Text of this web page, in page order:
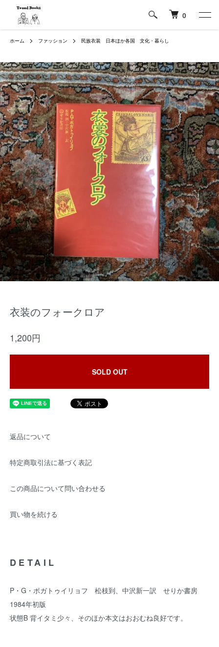
0
ホーム ファッション 民族衣装 日本ほか各国 文化・暮らし
衣装のフォークロア
1,200円
SOLD OUT
返品について
特定商取引法に基づく表記
この商品について問い合わせる
買い物を続ける
DETAIL
P・G・ボガトゥイリョフ 松枝到、中沢新一訳 せりか書房
1984年初版
状態B 背イタミ少々、そのほか本文はおおむね良好です。